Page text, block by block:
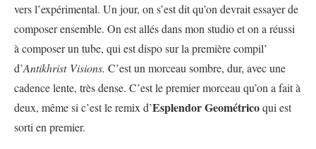
vers l’expérimental. Un jour, on s’est dit qu’on devrait essayer de
composer ensemble. On est allés dans mon studio et on a réussi
à composer un tube, qui est dispo sur la première compil’
d’Antikhrist Visions. C’est un morceau sombre, dur, avec une
cadence lente, très dense. C’est le premier morceau qu’on a fait à
deux, même si c’est le remix d’Esplendor Geométricoqui est
sorti en premier.